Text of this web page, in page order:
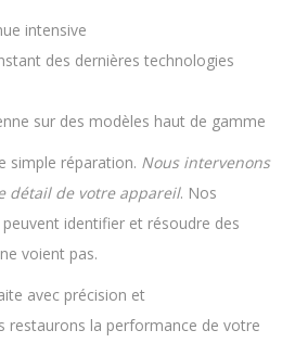
intensive
des dernières technologies
sur des modèles haut de gamme
simple réparation. Nous intervenons
détail de votre appareil. Nos
peuvent identifier et résoudre des
voient pas.
avec précision et
restaurons la performance de votre